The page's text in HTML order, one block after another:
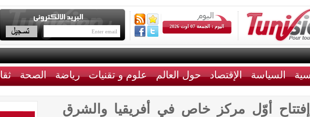
اليوم : الجمعة 07 اوت 2026
السياسة الإقتصاد حول العالم علوم و تقنيات رياضة الصحة
اتصل بنا
أوّل مركز خاص في أفريقيا والشرق